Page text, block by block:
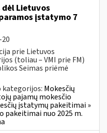
Lietuvos
įstatymo 7
prie Lietuvos
(toliau – VMI prie FM)
Seimas priėmė
kategorijos: Mokesčių
pajamų mokesčio
įstatymų pakeitimai »
pakeitimai nuo 2025 m.